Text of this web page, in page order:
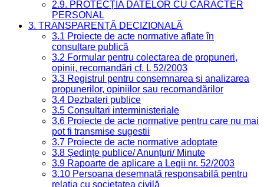
2.9. PROTECȚIA DATELOR CU CARACTER
PERSONAL
3. TRANSPARENȚĂ DECIZIONALĂ
3.1 Proiecte de acte normative aflate în
consultare publică
3.2 Formular pentru colectarea de propuneri,
opinii, recomandări cf. L 52/2003
3.3 Registrul pentru consemnarea și analizarea
propunerilor, opiniilor sau recomandărilor
3.4 Dezbateri publice
3.5 Consultari interministeriale
3.6 Proiecte de acte normative pentru care nu mai
pot fi transmise sugestii
3.7 Proiecte de acte normative adoptate
3.8 Ședințe publice/ Anunțuri/ Minute
3.9 Rapoarte de aplicare a Legii nr. 52/2003
3.10 Persoana desemnată responsabilă pentru
relația cu societatea civilă